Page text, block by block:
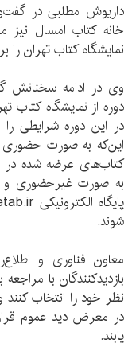
داریوش مطلبی در
خانه کتاب امسال نیز
نمایشگاه کتاب تهران را
وی در ادامه سخنانش
دوره از نمایشگاه کتاب
در این دوره شرایطی را
این‌که به صورت حضوری
کتاب‌های عرضه شده در
به صورت غیرحضوری و
شوند.
معاون فناوری و
بازدیدکنندگان با
نظر خود را انتخاب کنند
در معرض دید عموم
یابند.